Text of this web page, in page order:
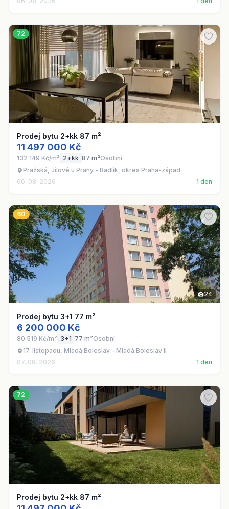
72
Prodej bytu 2+kk 87 m²
11 497 000 Kč
132 149 Kč/m² 2+kk 87 m²Osobní
Pražská, Jílové u Prahy - Radlík, okres Praha-západ
06. 08. 2026
1 den
60
24
Prodej bytu 3+1 77 m²
6 200 000 Kč
80 519 Kč/m² 3+1 77 m²Osobní
17. listopadu, Mladá Boleslav - Mladá Boleslav II
07. 08. 2026
1 den
72
Prodej bytu 2+kk 87 m²